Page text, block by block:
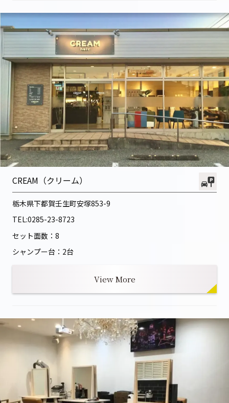
CREAM（クリーム）
栃木県下都賀壬生町安塚853-9
TEL:0285-23-8723
セット面数：8
シャンプー台：2台
View More